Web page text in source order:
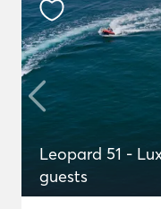
Leopard 51 -
guests